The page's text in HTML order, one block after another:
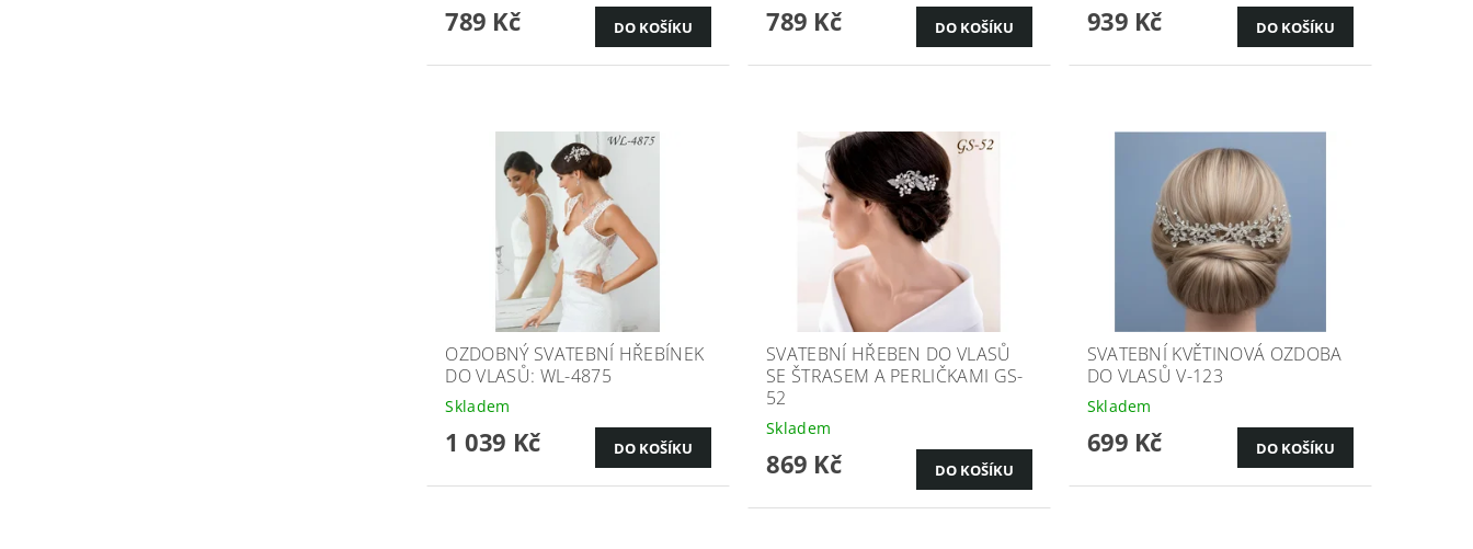
789 Kč 789 Kč 939 Kč
OZDOBNÝ SVATEBNÍ HŘEBÍNEK
DO VLASŮ: WL-4875
Skladem
1 039 Kč
SVATEBNÍ HŘEBEN DO VLASŮ
SE ŠTRASEM A PERLIČKAMI GS-
52
Skladem
869 Kč
SVATEBNÍ KVĚTINOVÁ OZDOBA
DO VLASŮ V-123
Skladem
699 Kč